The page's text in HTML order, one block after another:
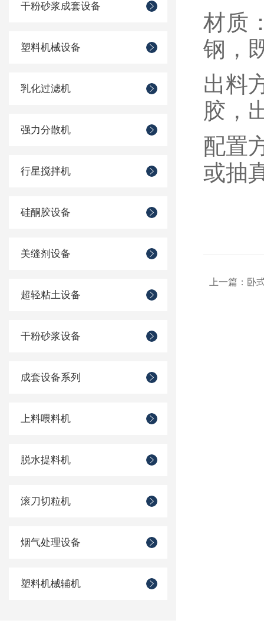
干粉砂浆成套设备
塑料机械设备
乳化过滤机
强力分散机
行星搅拌机
硅酮胶设备
美缝剂设备
超轻粘土设备
干粉砂浆设备
成套设备系列
上料喂料机
脱水提料机
滚刀切粒机
烟气处理设备
塑料机械辅机
材质‌
钢，
出料
胶，
配置
或抽
上一篇： 卧